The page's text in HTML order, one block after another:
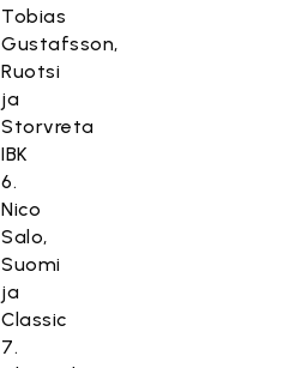
Tobias
Gustafsson,
Ruotsi
ja
Storvreta
IBK
6.
Nico
Salo,
Suomi
ja
Classic
7.